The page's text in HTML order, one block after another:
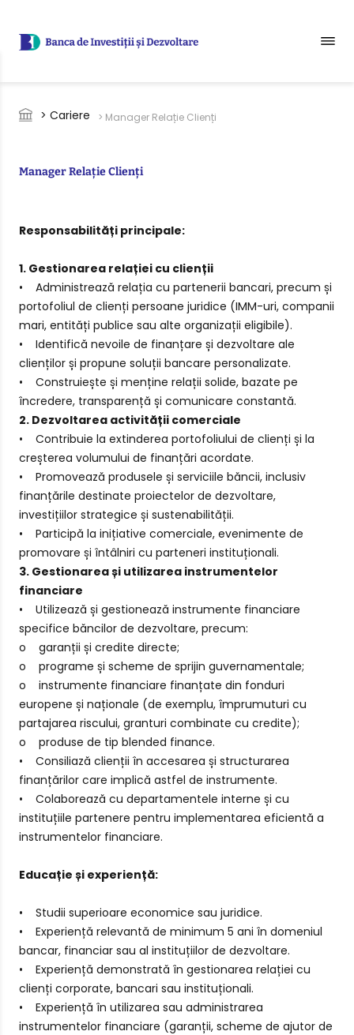
Breadcrumb
> Cariere > Manager Relație Clienți
Manager Relație Clienți
Responsabilități principale:
1. Gestionarea relației cu clienții
• Administrează relația cu partenerii bancari, precum și
portofoliul de clienți persoane juridice (IMM-uri, companii
mari, entități publice sau alte organizații eligibile).
• Identifică nevoile de finanțare și dezvoltare ale
clienților și propune soluții bancare personalizate.
• Construiește și menține relații solide, bazate pe
încredere, transparență și comunicare constantă.
2. Dezvoltarea activității comerciale
• Contribuie la extinderea portofoliului de clienți și la
creșterea volumului de finanțări acordate.
• Promovează produsele și serviciile băncii, inclusiv
finanțările destinate proiectelor de dezvoltare,
investițiilor strategice și sustenabilității.
• Participă la inițiative comerciale, evenimente de
promovare și întâlniri cu parteneri instituționali.
3. Gestionarea și utilizarea instrumentelor
financiare
• Utilizează și gestionează instrumente financiare
specifice băncilor de dezvoltare, precum:
o garanții și credite directe;
o programe și scheme de sprijin guvernamentale;
o instrumente financiare finanțate din fonduri
europene și naționale (de exemplu, împrumuturi cu
partajarea riscului, granturi combinate cu credite);
o produse de tip blended finance.
• Consiliază clienții în accesarea și structurarea
finanțărilor care implică astfel de instrumente.
• Colaborează cu departamentele interne și cu
instituțiile partenere pentru implementarea eficientă a
instrumentelor financiare.
Educație și experiență:
• Studii superioare economice sau juridice.
• Experiență relevantă de minimum 5 ani în domeniul
bancar, financiar sau al instituțiilor de dezvoltare.
• Experiență demonstrată în gestionarea relației cu
clienți corporate, bancari sau instituționali.
• Experiență în utilizarea sau administrarea
instrumentelor financiare (garanții, scheme de ajutor de